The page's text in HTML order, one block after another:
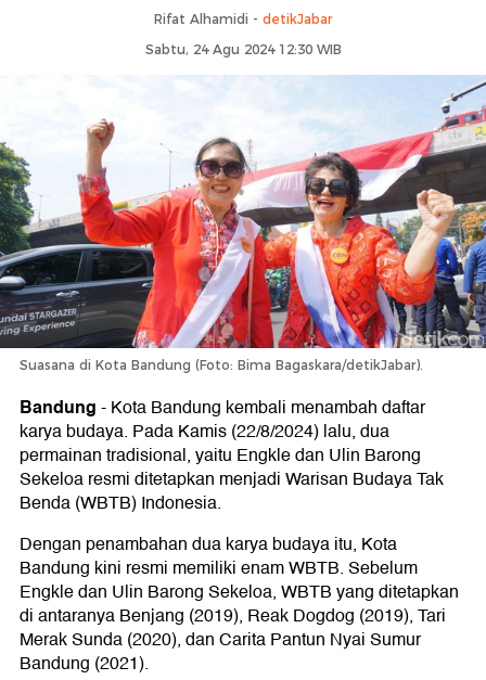
Rifat Alhamidi - detikJabar
Sabtu, 24 Agu 2024 12:30 WIB
Suasana di Kota Bandung (Foto: Bima Bagaskara/detikJabar).
Bandung-Kota Bandung kembali menambah daftar
karya budaya. Pada Kamis (22/8/2024) lalu, dua
permainan tradisional, yaitu Engkle dan Ulin Barong
Sekeloa resmi ditetapkan menjadi Warisan Budaya Tak
Benda (WBTB) Indonesia.
Dengan penambahan dua karya budaya itu, Kota
Bandung kini resmi memiliki enam WBTB. Sebelum
Engkle dan Ulin Barong Sekeloa, WBTB yang ditetapkan
di antaranya Benjang (2019), Reak Dogdog (2019), Tari
Merak Sunda (2020), dan Carita Pantun Nyai Sumur
Bandung (2021).